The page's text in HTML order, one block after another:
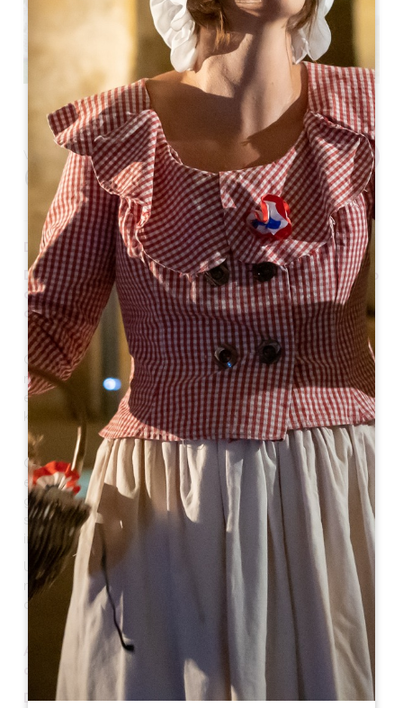
60,00€
Bekijk de activiteiten
De foto van de geschenkdoos is niet contractueel.
De streek van Saint-Émilion zit vol schatten, zowel op
cultureel, architecturaal, gastronomisch als
œnologisch vlak!
Op slechts 45 minuten van Bordeaux is de
middeleeuwse stad, die op de UNESCO-lijst staat, een
echt openluchtmuseum dat het hele jaar door ontdekt
kan worden.
Onze lokale experts hebben voor jou en je geliefden
een aantal must-do experiences in de regio
geselecteerd: een introductie in wijnproeven, fiets- of
segwaytours, workshops blind proeven, rondleidingen
in de wijngaard...
U vindt zeker wat u zoekt in deze selectie van
rondleidingen en activiteiten om Saint-Émilion en
omgeving naar hartenlust te ontdekken.
Alleen of met familie en vrienden: laat u verleiden
door Saint-Émilion!
Deze geschenkdoos omvat :De levering per e-mail